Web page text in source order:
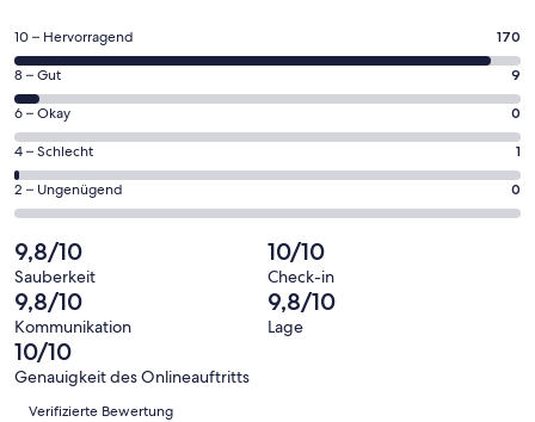
einem
neuen
Fenster
geöffnet
170
von
insgesamt
180
Gästebewertungen
haben
eine
Bewertung
von
10
-
Hervorragend
10 – Hervorragend 170
9
von
insgesamt
180
Gästebewertungen
haben
Bewertung
von
8
-
Gut
8 – Gut 9
0
von
insgesamt
180
Gästebewertungen
haben
eine
Bewertung
von
6
-
Okay
6 – Okay 0
1
von
insgesamt
Gästebewertungen
haben
eine
Bewertung
von
4
4 – Schlecht 1
0
von
insgesamt
180
Gästebewertungen
haben
eine
Bewertung
2 – Ungenügend 0
9,8/10
Sauberkeit
10/10
Check-in
9,8/10
Kommunikation
9,8/10
Lage
10/10
Genauigkeit des Onlineauftritts
Bewertungen
Verifizierte Bewertung